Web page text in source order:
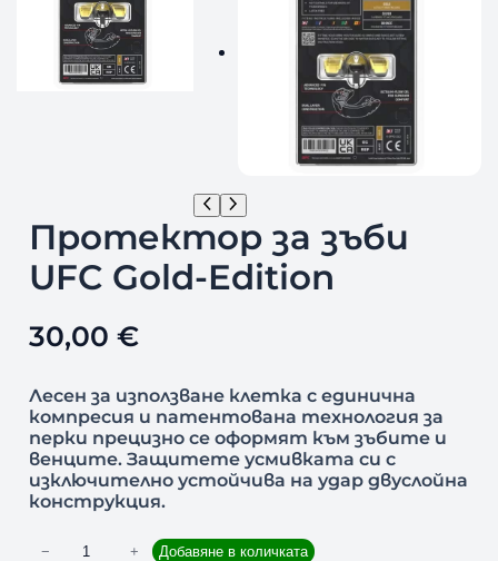
Протектор за зъби
UFC Gold-Edition
30,00 €
Лесен за използване клетка с единична
компресия и патентована технология за
перки прецизно се оформят към зъбите и
венците. Защитете усмивката си с
изключително устойчива на удар двуслойна
конструкция.
− + Добавяне в количката